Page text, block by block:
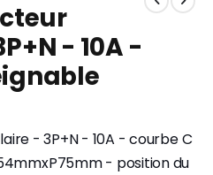
- 10A -
- 3P+N - 10A - courbe C
- position du